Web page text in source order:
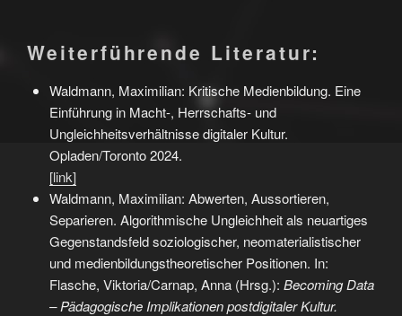
Weiterführende Literatur:
Waldmann, Maximilian: Kritische Medienbildung. Eine
Einführung in Macht-, Herrschafts- und
Ungleichheitsverhältnisse digitaler Kultur.
Opladen/Toronto 2024.
[link]
Waldmann, Maximilian: Abwerten, Aussortieren,
Separieren. Algorithmische Ungleichheit als neuartiges
Gegenstandsfeld soziologischer, neomaterialistischer
und medienbildungstheoretischer Positionen. In:
Flasche, Viktoria/Carnap, Anna (Hrsg.): Becoming Data
– Pädagogische Implikationen postdigitaler Kultur.